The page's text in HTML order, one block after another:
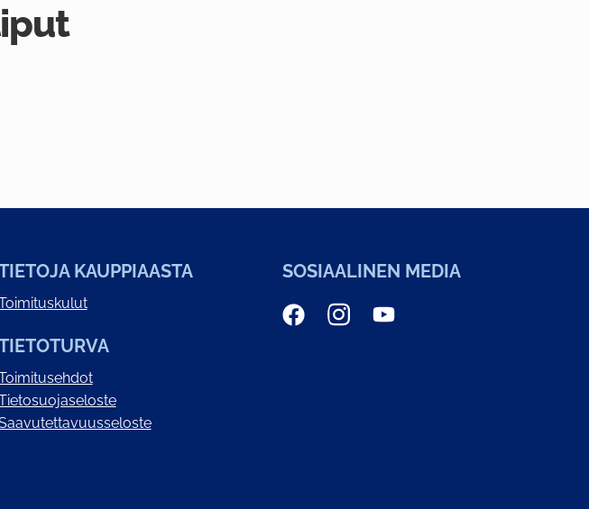
KAUPPIAASTA SOSIAALINEN MEDIA